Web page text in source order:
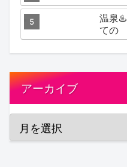
温泉♨️
ての
アーカイブ